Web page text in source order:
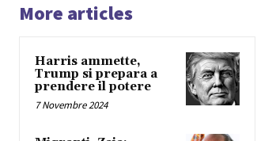
More articles
Harris ammette,
Trump si prepara a
prendere il potere
7 Novembre 2024